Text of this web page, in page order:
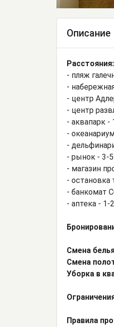
Описание
Расстояния:
- пляж
-
- центр
- центр
- аквапарк -
-
-
- рынок - 3-
- магазин
- остановка
- банкомат
- аптека -
Смена
Смена
Уборка в
Правила